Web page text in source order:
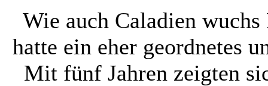
Wie auch Caladien
hatte ein eher geordnetes
Mit fünf Jahren zeigten